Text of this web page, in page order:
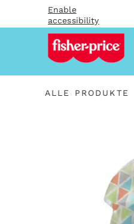
Enable
accessibility
ALLE PRODUKTE